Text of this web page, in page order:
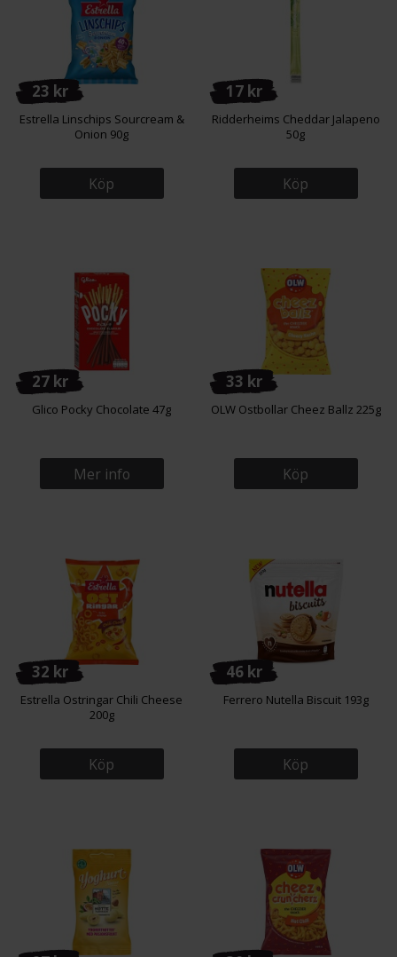
23 kr
Estrella Linschips Sourcream &
Onion 90g
Köp
17 kr
Ridderheims Cheddar Jalapeno
50g
Köp
27 kr
Glico Pocky Chocolate 47g
Mer info
33 kr
OLW Ostbollar Cheez Ballz 225g
Köp
32 kr
Estrella Ostringar Chili Cheese
200g
Köp
46 kr
Ferrero Nutella Biscuit 193g
Köp